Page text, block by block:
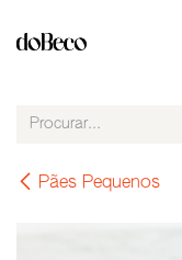
Pães Pequenos